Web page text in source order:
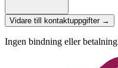
Vidare till kontaktuppgifter →
Ingen bindning eller betalning